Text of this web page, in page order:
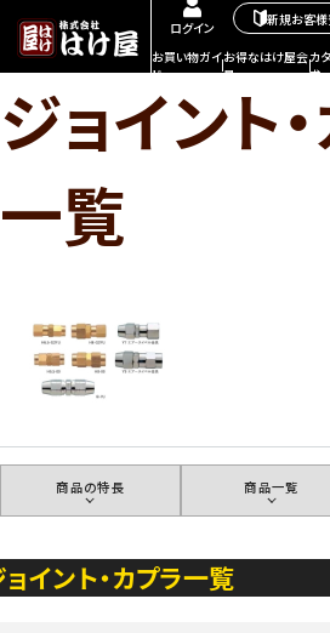
ログイン
新規お客
お買い物ガイ
ド
お得なはけ屋会
員
カ
求
ジョイント
一覧
商品の特長 商品一覧
イント・カプラ一覧